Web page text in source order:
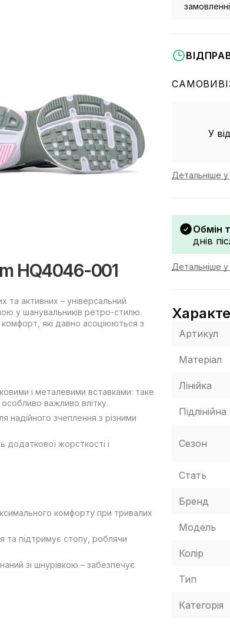
HQ4046-001
активних – універсальний
у шанувальників ретро-стилю.
комфорт, які давно асоціюються з
і металевими вставками: таке
важливо влітку.
надійного зчеплення з різними
жорсткості і
комфорту при тривалих
та підтримує стопу, роблячи
зі шнурівкою – забезпечує
У
Детальніше у
Обмін
днів
Детальніше у
Артикул
Матеріал
Лінійка
Підлінійна
Сезон
Стать
Бренд
Модель
Колір
Тип
Категорія